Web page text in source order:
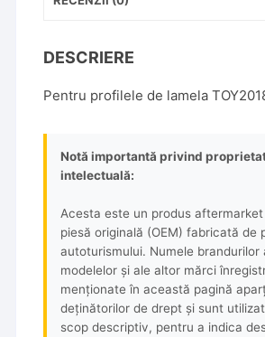
DESCRIERE
Pentru profilele de lamela
Notă importantă privind
intelectuală:
Acesta este un produs
piesă originală (OEM) fabricată de
autoturismului. Numele brandurilor
modelelor și ale altor mărci
menționate în această pagină
deținătorilor de drept și sunt
scop descriptiv, pentru a indica